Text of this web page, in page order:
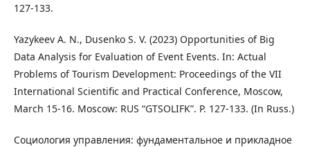
127-133.
Yazykeev A. N., Dusenko S. V. (2023) Opportunities of Big
Data Analysis for Evaluation of Event Events. In: Actual
Problems of Tourism Development: Proceedings of the VII
International Scientific and Practical Conference, Moscow,
March 15-16. Moscow: RUS “GTSOLIFK”. P. 127-133. (In Russ.)
Социология управления: фундаментальное и прикладное